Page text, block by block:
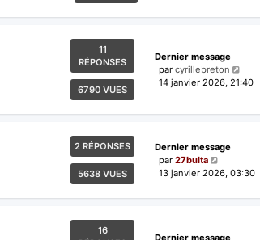
11
RÉPONSES
6790 VUES
Dernier message
par cyrillebreton
14 janvier 2026, 21:40
2 RÉPONSES
5638 VUES
Dernier message
par 27bulta
13 janvier 2026, 03:30
16